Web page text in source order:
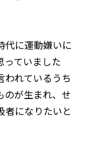
代に運動嫌いに
っていました
われているうち
のが生まれ、せ
者になりたいと